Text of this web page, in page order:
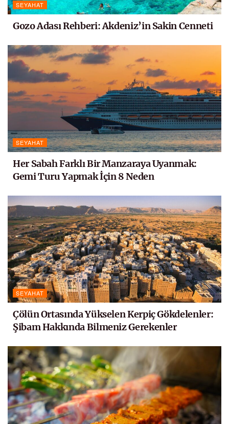
SEYAHAT
Gozo Adası Rehberi: Akdeniz’in Sakin Cenneti
SEYAHAT
Her Sabah Farklı Bir Manzaraya Uyanmak:
Gemi Turu Yapmak İçin 8 Neden
SEYAHAT
Çölün Ortasında Yükselen Kerpiç Gökdelenler:
Şibam Hakkında Bilmeniz Gerekenler